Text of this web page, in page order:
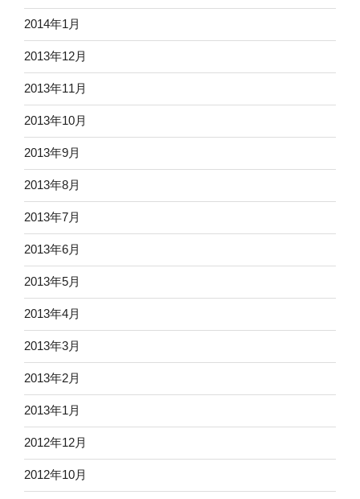
2014年1月
2013年12月
2013年11月
2013年10月
2013年9月
2013年8月
2013年7月
2013年6月
2013年5月
2013年4月
2013年3月
2013年2月
2013年1月
2012年12月
2012年10月